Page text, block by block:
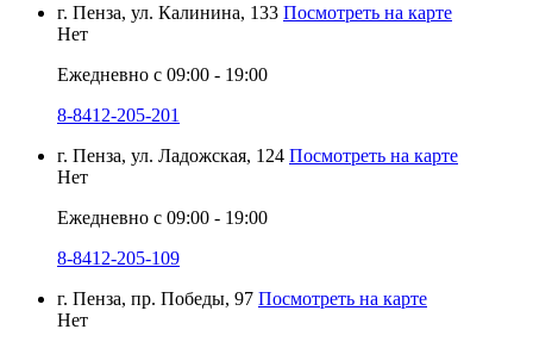
г. Пенза, ул. Калинина, 133 Посмотреть на карте
Нет
Ежедневно с 09:00 - 19:00
8-8412-205-201
г. Пенза, ул. Ладожская, 124 Посмотреть на карте
Нет
Ежедневно с 09:00 - 19:00
8-8412-205-109
г. Пенза, пр. Победы, 97 Посмотреть на карте
Нет